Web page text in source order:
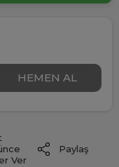
Ver
Paylaş